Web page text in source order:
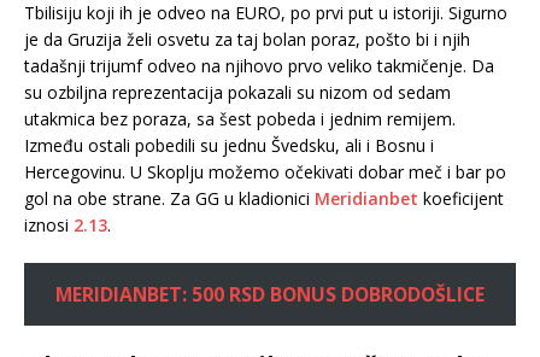
Tbilisiju koji ih je odveo na EURO, po prvi put u istoriji. Sigurno
je da Gruzija želi osvetu za taj bolan poraz, pošto bi i njih
tadašnji trijumf odveo na njihovo prvo veliko takmičenje. Da
su ozbiljna reprezentacija pokazali su nizom od sedam
utakmica bez poraza, sa šest pobeda i jednim remijem.
Između ostali pobedili su jednu Švedsku, ali i Bosnu i
Hercegovinu. U Skoplju možemo očekivati dobar meč i bar po
gol na obe strane. Za GG u kladionici Meridianbet koeficijent
iznosi 2.13.
MERIDIANBET: 500 RSD BONUS DOBRODOŠLICE